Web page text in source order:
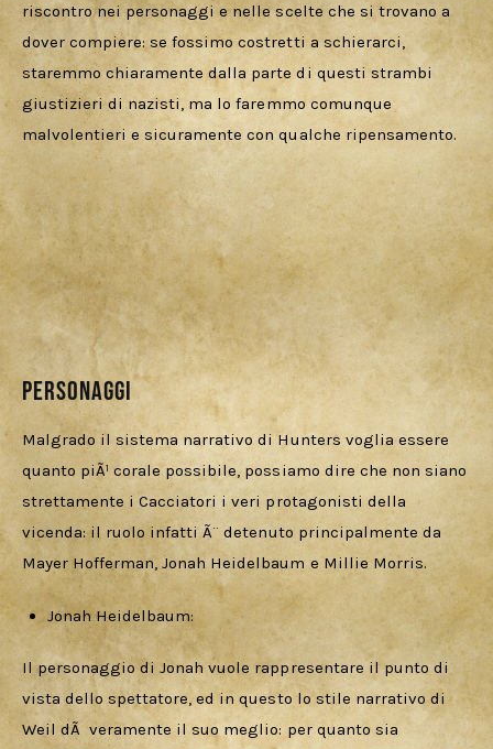
riscontro nei personaggi e nelle scelte che si trovano a
dover compiere: se fossimo costretti a schierarci,
staremmo chiaramente dalla parte di questi strambi
giustizieri di nazisti, ma lo faremmo comunque
malvolentieri e sicuramente con qualche ripensamento.
Personaggi
Malgrado il sistema narrativo di Hunters voglia essere
quanto piÃ¹ corale possibile, possiamo dire che non siano
strettamente i Cacciatori i veri protagonisti della
vicenda: il ruolo infatti Ã¨ detenuto principalmente da
Mayer Hofferman, Jonah Heidelbaum e Millie Morris.
Jonah Heidelbaum:
Il personaggio di Jonah vuole rappresentare il punto di
vista dello spettatore, ed in questo lo stile narrativo di
Weil dÃ  veramente il suo meglio: per quanto sia